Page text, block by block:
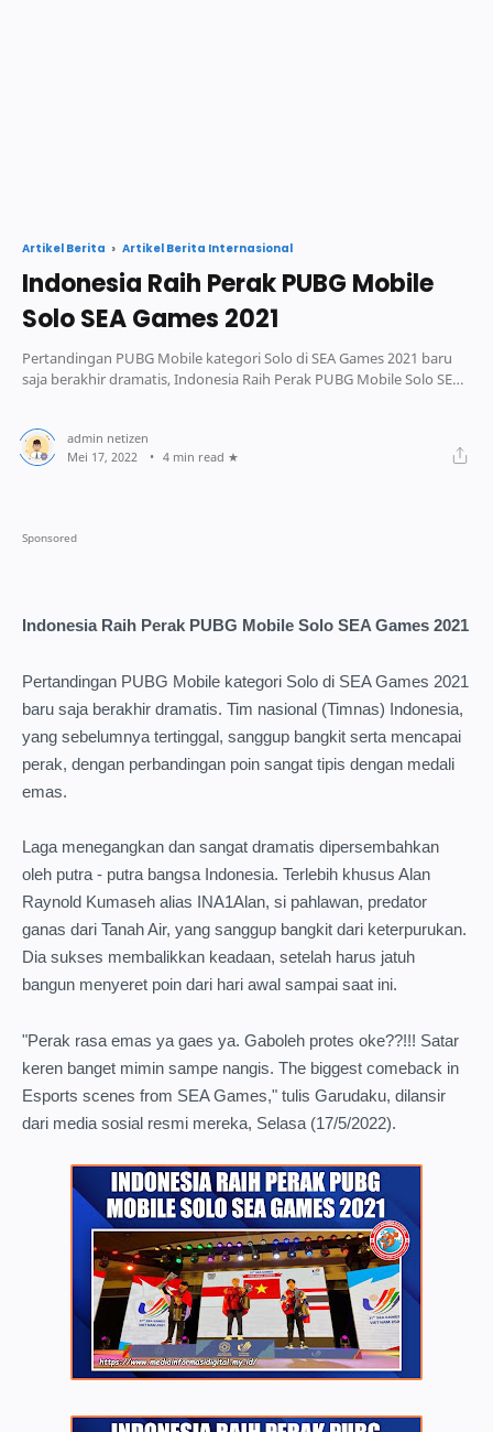
Artikel Berita Artikel Berita Internasional
Indonesia Raih Perak PUBG Mobile
Solo SEA Games 2021
Pertandingan PUBG Mobile kategori Solo di SEA Games 2021 baru
saja berakhir dramatis, Indonesia Raih Perak PUBG Mobile Solo SEA
4 min read
Indonesia Raih Perak PUBG Mobile Solo SEA Games 2021
Pertandingan PUBG Mobile kategori Solo di SEA Games 2021
baru saja berakhir dramatis. Tim nasional (Timnas) Indonesia,
yang sebelumnya tertinggal, sanggup bangkit serta mencapai
perak, dengan perbandingan poin sangat tipis dengan medali
emas.
Laga menegangkan dan sangat dramatis dipersembahkan
oleh putra - putra bangsa Indonesia. Terlebih khusus Alan
Raynold Kumaseh alias INA1Alan, si pahlawan, predator
ganas dari Tanah Air, yang sanggup bangkit dari keterpurukan.
Dia sukses membalikkan keadaan, setelah harus jatuh
bangun menyeret poin dari hari awal sampai saat ini.
"Perak rasa emas ya gaes ya. Gaboleh protes oke??!!! Satar
keren banget mimin sampe nangis. The biggest comeback in
Esports scenes from SEA Games," tulis Garudaku, dilansir
dari media sosial resmi mereka, Selasa (17/5/2022).